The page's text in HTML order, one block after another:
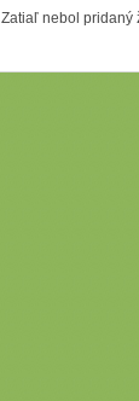
Zatiaľ nebol pridaný